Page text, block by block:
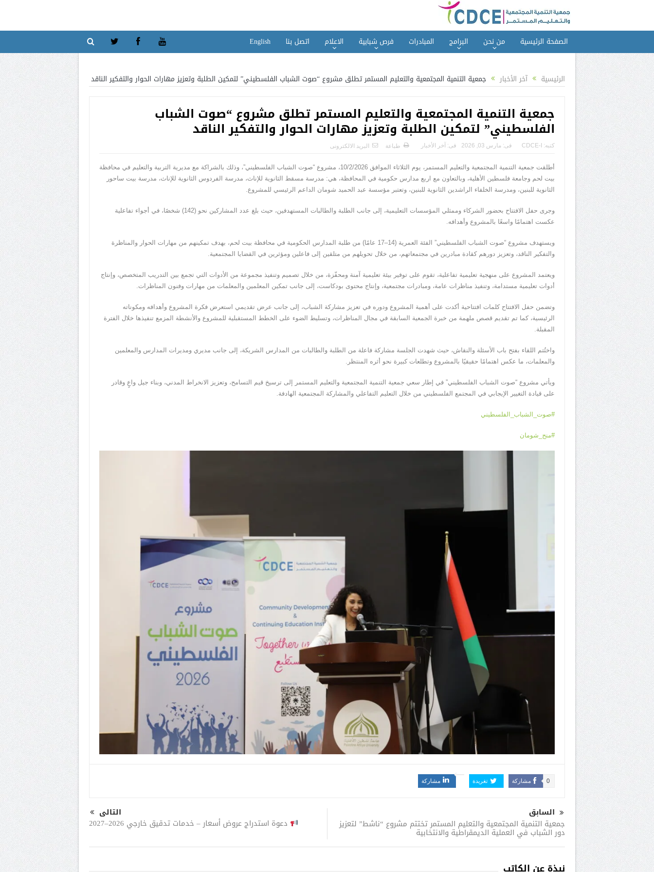
الصفحة الرئيسية من نحن البرامج المبادرات فرص شبابية الاعلام اتصل بنا English
الرئيسية آخر الأخبار جمعية التنمية المجتمعية والتعليم المستمر تطلق مشروع “صوت الشباب الفلسطيني” لتمكين الطلبة وتعزيز مهارات الحوار والتفكير الناقد
جمعية التنمية المجتمعية والتعليم المستمر تطلق مشروع “صوت الشباب
الفلسطيني” لتمكين الطلبة وتعزيز مهارات الحوار والتفكير الناقد
كتبه: CDCE-I فى: مارس 03, 2026 فى: آخر الأخبار طباعة البريد الالكترونى
أطلقت جمعية التنمية المجتمعية والتعليم المستمر، يوم الثلاثاء الموافق 10/2/2026، مشروع “صوت الشباب الفلسطيني”، وذلك بالشراكة مع مديرية التربية والتعليم في محافظة
بيت لحم وجامعة فلسطين الأهلية، وبالتعاون مع اربع مدارس حكومية في المحافظة، هي: مدرسة مسقط الثانوية للإناث، مدرسة الفردوس الثانوية للإناث، مدرسة بيت ساحور
الثانوية للبنين، ومدرسة الخلفاء الراشدين الثانوية للبنين، وتعتبر مؤسسة عبد الحميد شومان الداعم الرئيسي للمشروع.
وجرى حفل الافتتاح بحضور الشركاء وممثلي المؤسسات التعليمية، إلى جانب الطلبة والطالبات المستهدفين، حيث بلغ عدد المشاركين نحو (142) شخصًا، في أجواء تفاعلية
عكست اهتمامًا واسعًا بالمشروع وأهدافه.
ويستهدف مشروع “صوت الشباب الفلسطيني” الفئة العمرية (14–17 عامًا) من طلبة المدارس الحكومية في محافظة بيت لحم، بهدف تمكينهم من مهارات الحوار والمناظرة
والتفكير الناقد، وتعزيز دورهم كقادة مبادرين في مجتمعاتهم، من خلال تحويلهم من متلقين إلى فاعلين ومؤثرين في القضايا المجتمعية.
ويعتمد المشروع على منهجية تعليمية تفاعلية، تقوم على توفير بيئة تعليمية آمنة ومحفّزة، من خلال تصميم وتنفيذ مجموعة من الأدوات التي تجمع بين التدريب المتخصص، وإنتاج
أدوات تعليمية مستدامة، وتنفيذ مناظرات عامة، ومبادرات مجتمعية، وإنتاج محتوى بودكاست، إلى جانب تمكين المعلمين والمعلمات من مهارات وفنون المناظرات.
وتضمن حفل الافتتاح كلمات افتتاحية أكدت على أهمية المشروع ودوره في تعزيز مشاركة الشباب، إلى جانب عرض تقديمي استعرض فكرة المشروع وأهدافه ومكوناته
الرئيسية، كما تم تقديم قصص ملهمة من خبرة الجمعية السابقة في مجال المناظرات، وتسليط الضوء على الخطط المستقبلية للمشروع والأنشطة المزمع تنفيذها خلال الفترة
المقبلة.
واختُتم اللقاء بفتح باب الأسئلة والنقاش، حيث شهدت الجلسة مشاركة فاعلة من الطلبة والطالبات من المدارس الشريكة، إلى جانب مديري ومديرات المدارس والمعلمين
والمعلمات، ما عكس اهتمامًا حقيقيًا بالمشروع وتطلعات كبيرة نحو أثره المنتظر.
ويأتي مشروع “صوت الشباب الفلسطيني” في إطار سعي جمعية التنمية المجتمعية والتعليم المستمر إلى ترسيخ قيم التسامح، وتعزيز الانخراط المدني، وبناء جيل واعٍ وقادر
على قيادة التغيير الإيجابي في المجتمع الفلسطيني من خلال التعليم التفاعلي والمشاركة المجتمعية الهادفة.
#صوت_الشباب_الفلسطيني
#منح_شومان
مشاركة 0 تغريدة مشاركة
السابق
جمعية التنمية المجتمعية والتعليم المستمر تختتم مشروع “ناشط” لتعزيز
دور الشباب في العملية الديمقراطية والانتخابية
التالى
دعوة استدراج عروض أسعار – خدمات تدقيق خارجي 2026–2027
نبذة عن الكاتب